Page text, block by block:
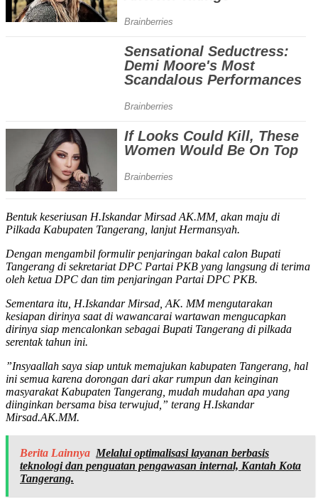
Bentuk keseriusan H.Iskandar Mirsad AK.MM, akan maju di
Pilkada Kabupaten Tangerang, lanjut Hermansyah.
Dengan mengambil formulir penjaringan bakal calon Bupati
Tangerang di sekretariat DPC Partai PKB yang langsung di terima
oleh ketua DPC dan tim penjaringan Partai DPC PKB.
Sementara itu, H.Iskandar Mirsad, AK. MM mengutarakan
kesiapan dirinya saat di wawancarai wartawan mengucapkan
dirinya siap mencalonkan sebagai Bupati Tangerang di pilkada
serentak tahun ini.
”Insyaallah saya siap untuk memajukan kabupaten Tangerang, hal
ini semua karena dorongan dari akar rumpun dan keinginan
masyarakat Kabupaten Tangerang, mudah mudahan apa yang
diinginkan bersama bisa terwujud,” terang H.Iskandar
Mirsad.AK.MM.
Berita Lainnya Melalui optimalisasi layanan berbasis
teknologi dan penguatan pengawasan internal, Kantah Kota
Tangerang.